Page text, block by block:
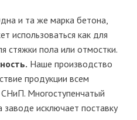
и та же марка бетона,
использоваться как для
стяжки пола или отмостки.
Наше производство
продукции всем
Многоступенчатый
заводе исключает поставку